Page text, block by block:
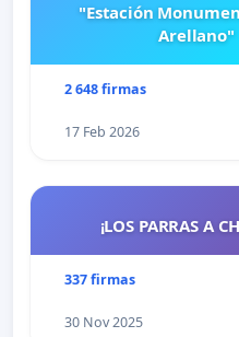
"Estación
Arellano"
2 648 firmas
17 Feb 2026
¡LOS PARRAS A
337 firmas
30 Nov 2025